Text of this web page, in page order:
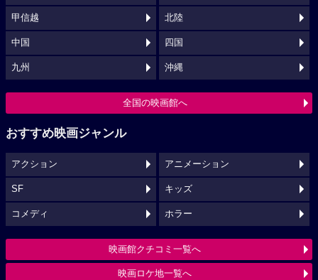
甲信越 北陸
中国 四国
九州 沖縄
全国の映画館へ
おすすめ映画ジャンル
アクション アニメーション
SF キッズ
コメディ ホラー
映画館クチコミ一覧へ
映画ロケ地一覧へ